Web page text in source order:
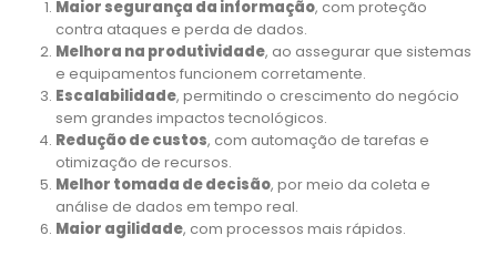
Maior segurança da informação, com proteção
contra ataques e perda de dados.
Melhora na produtividade, ao assegurar que sistemas
e equipamentos funcionem corretamente.
Escalabilidade, permitindo o crescimento do negócio
sem grandes impactos tecnológicos.
Redução de custos, com automação de tarefas e
otimização de recursos.
Melhor tomada de decisão, por meio da coleta e
análise de dados em tempo real.
Maior agilidade, com processos mais rápidos.